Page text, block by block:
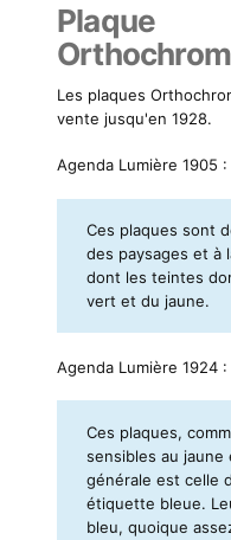
Plaque
Les plaques
vente jusqu'en 1928.
Agenda Lumière 1905 :
Ces plaques sont
des paysages et à
dont les teintes
vert et du jaune.
Agenda Lumière 1924 :
Ces plaques,
sensibles au
générale est celle
étiquette bleue.
bleu, quoique